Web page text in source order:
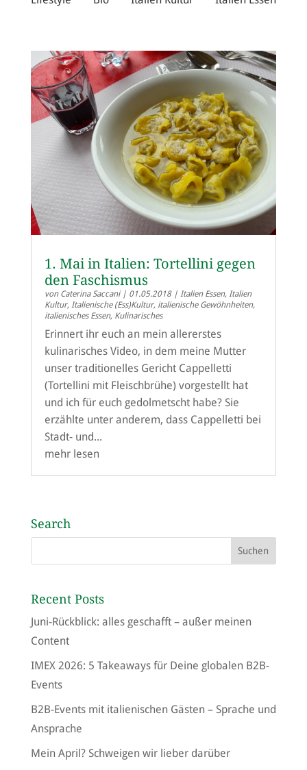
1. Mai in Italien: Tortellini gegen
den Faschismus
von Caterina Saccani| 01.05.2018| Italien Essen, Italien
Kultur, Italienische (Ess)Kultur, italienische Gewöhnheiten,
italienisches Essen, Kulinarisches
Erinnert ihr euch an mein allererstes
kulinarisches Video, in dem meine Mutter
unser traditionelles Gericht Cappelletti
(Tortellini mit Fleischbrühe) vorgestellt hat
und ich für euch gedolmetscht habe? Sie
erzählte unter anderem, dass Cappelletti bei
Stadt- und...
mehr lesen
Search
Recent Posts
Juni-Rückblick: alles geschafft – außer meinen
Content
IMEX 2026: 5 Takeaways für Deine globalen B2B-
Events
B2B-Events mit italienischen Gästen – Sprache und
Ansprache
Mein April? Schweigen wir lieber darüber